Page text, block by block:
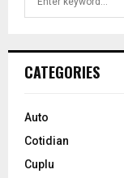
h
o
:
CATEGORIES
Auto
Cotidian
Cuplu